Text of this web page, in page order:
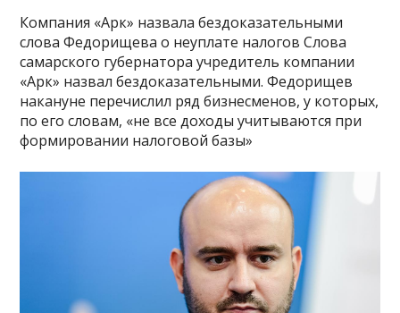
Компания «Арк» назвала бездоказательными
слова Федорищева о неуплате налогов Слова
самарского губернатора учредитель компании
«Арк» назвал бездоказательными. Федорищев
накануне перечислил ряд бизнесменов, у которых,
по его словам, «не все доходы учитываются при
формировании налоговой базы»